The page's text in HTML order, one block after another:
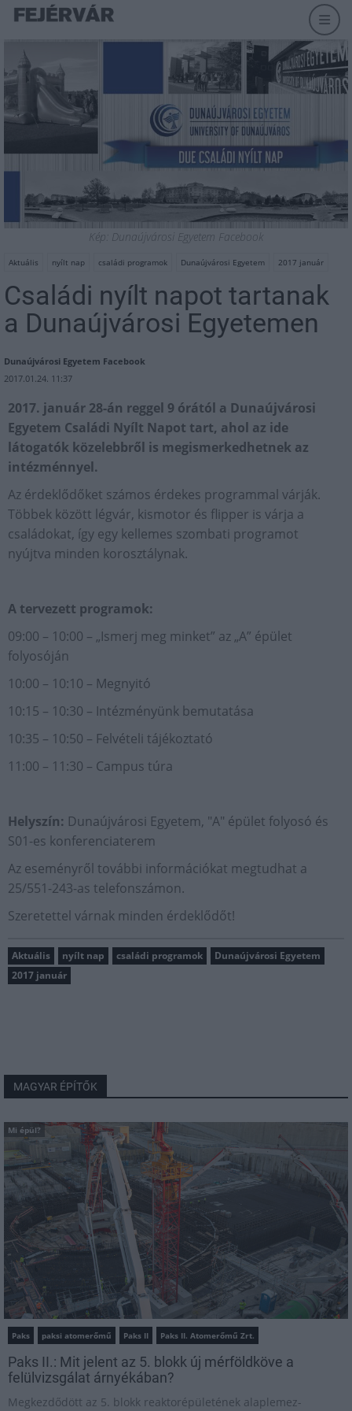
Kép: Dunaújvárosi Egyetem Facebook
Aktuális nyílt nap családi programok Dunaújvárosi Egyetem 2017 január
Családi nyílt napot tartanak
a Dunaújvárosi Egyetemen
Dunaújvárosi Egyetem Facebook
2017.01.24. 11:37
2017. január 28-án reggel 9 órától a Dunaújvárosi
Egyetem Családi Nyílt Napot tart, ahol az ide
látogatók közelebbről is megismerkedhetnek az
intézménnyel.
Az érdeklődőket számos érdekes programmal várják.
Többek között légvár, kismotor és flipper is várja a
családokat, így egy kellemes szombati programot
nyújtva minden korosztálynak.
A tervezett programok:
09:00 – 10:00 – „Ismerj meg minket” az „A” épület
folyosóján
10:00 – 10:10 – Megnyitó
10:15 – 10:30 – Intézményünk bemutatása
10:35 – 10:50 – Felvételi tájékoztató
11:00 – 11:30 – Campus túra
Helyszín: Dunaújvárosi Egyetem, "A" épület folyosó és
S01-es konferenciaterem
Az eseményről további információkat megtudhat a
25/551-243-as telefonszámon.
Szeretettel várnak minden érdeklődőt!
Aktuális nyílt nap családi programok
Dunaújvárosi Egyetem
2017 január
MAGYAR ÉPÍTŐK
Mi épül?
Paks paksi atomerőmű Paks II Paks II. Atomerőmű Zrt.
Paks II.: Mit jelent az 5. blokk új mérföldköve a
felülvizsgálat árnyékában?
Megkezdődött az 5. blokk reaktorépületének alaplemez-